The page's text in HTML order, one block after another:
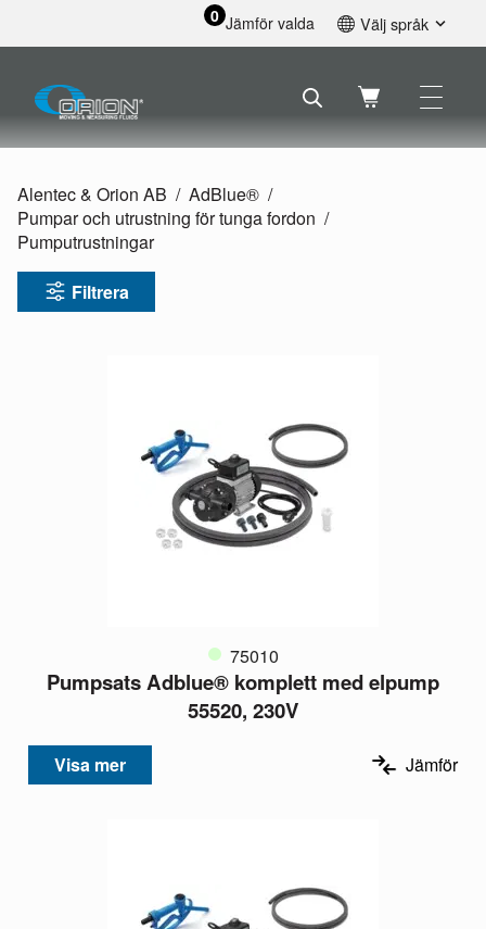
0 Jämför valda Välj språk
Svenska
Français
Nederlands
Alentec & Orion AB
AdBlue®
Pumpar och utrustning för tunga fordon
Pumputrustningar
Filtrera
75010
Pumpsats Adblue® komplett med elpump
55520, 230V
Visa mer Jämför